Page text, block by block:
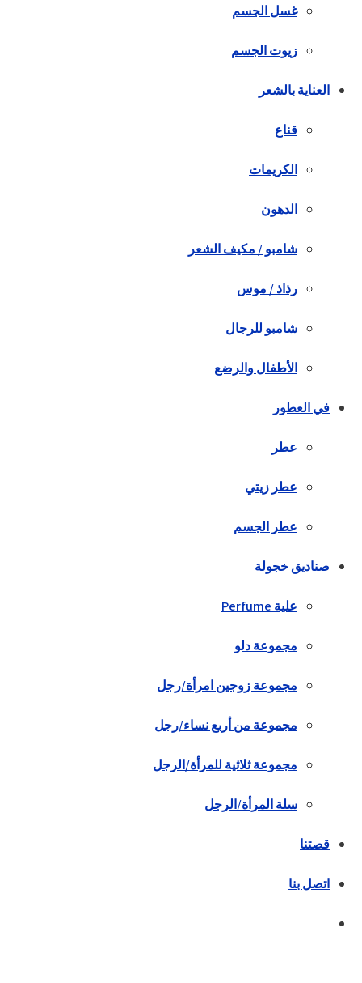
غسل الجسم
زيوت الجسم
العناية بالشعر
قناع
الكريمات
الدهون
شامبو / مكيف الشعر
رذاذ / موس
شامبو للرجال
الأطفال والرضع
في العطور
عطر
عطر زيتي
عطر الجسم
صناديق خجولة
علية Perfume
مجموعة دلو
مجموعة زوجين امرأة/رجل
مجموعة من أربع نساء/رجل
مجموعة ثلاثية للمرأة/الرجل
سلة المرأة/الرجل
قصتنا
اتصل بنا